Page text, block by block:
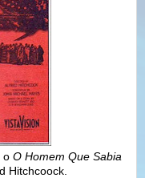
o O Homem Que Sabia
Hitchcoock.